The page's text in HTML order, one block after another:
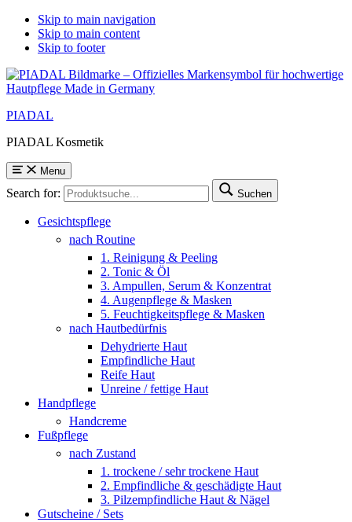
Skip to main navigation
Skip to main content
Skip to footer
PIADAL
PIADAL Kosmetik
Menu
Search for: Suchen
Gesichtspflege
nach Routine
1. Reinigung & Peeling
2. Tonic & Öl
3. Ampullen, Serum & Konzentrat
4. Augenpflege & Masken
5. Feuchtigkeitspflege & Masken
nach Hautbedürfnis
Dehydrierte Haut
Empfindliche Haut
Reife Haut
Unreine / fettige Haut
Handpflege
Handcreme
Fußpflege
nach Zustand
1. trockene / sehr trockene Haut
2. Empfindliche & geschädigte Haut
3. Pilzempfindliche Haut & Nägel
Gutscheine / Sets